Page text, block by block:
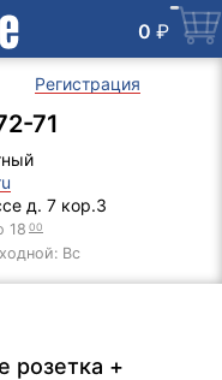
0 ₽
Регистрация
71
д. 7 кор.3
18 00
Вс
розетка +